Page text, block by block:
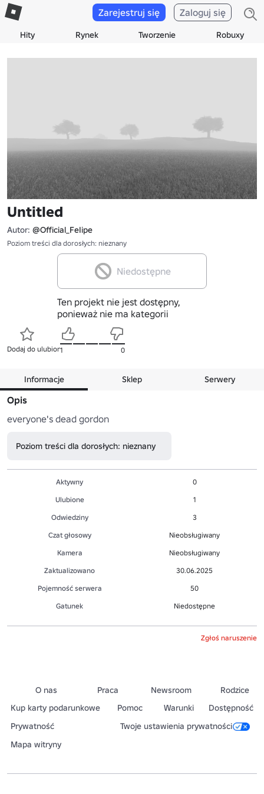
Hity Rynek Tworzenie Robuxy
Zarejestruj się Zaloguj się
Untitled
Autor: @Official_FeIipe
Poziom treści dla dorosłych: nieznany
Niedostępne
Ten projekt nie jest dostępny,
ponieważ nie ma kategorii
Dodaj do ulubionych
1 0
Informacje Sklep Serwery
Opis
everyone's dead gordon
Poziom treści dla dorosłych: nieznany
Aktywny
0
Ulubione
1
Odwiedziny
3
Czat głosowy
Nieobsługiwany
Kamera
Nieobsługiwany
Zaktualizowano
30.06.2025
Pojemność serwera
50
Gatunek
Niedostępne
Zgłoś naruszenie
O nas Praca Newsroom
Rodzice
Kup karty podarunkowe
Pomoc Warunki
Dostępność
Prywatność
Twoje ustawienia prywatności
Mapa witryny